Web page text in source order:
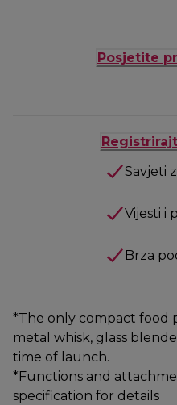
Posjetite
Savjeti
Vijesti i
Brza
*The only compact food
metal whisk, glass
time of launch.
*Functions and
specification for details